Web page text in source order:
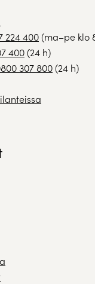
224 400(ma–pe klo
400(24 h)
307 800(24 h)